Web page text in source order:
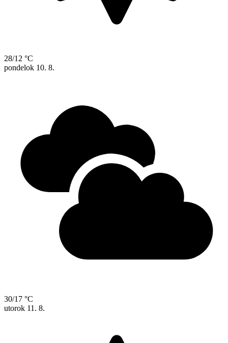
28/12 °C
pondelok 10. 8.
30/17 °C
utorok 11. 8.